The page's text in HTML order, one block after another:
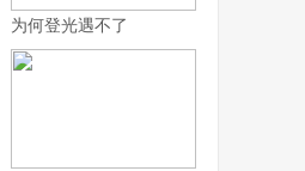
为何登光遇不了